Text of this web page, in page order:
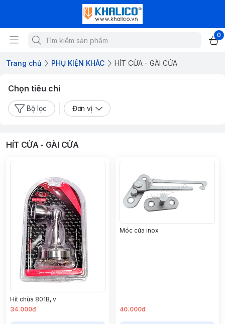
0
Trang chủ PHỤ KIỆN KHÁC HÍT CỬA - GÀI CỬA
Chọn tiêu chí
Bộ lọc Đơn vị
HÍT CỬA - GÀI CỬA
Hít chùa 801B, v
34.000đ
Móc cửa inox
40.000đ